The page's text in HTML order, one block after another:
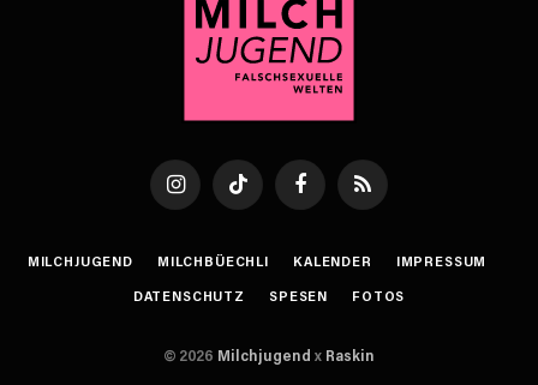
InstagramTikTok FacebookRSS
MILCHJUGEND MILCHBÜECHLI KALENDER
IMPRESSUM
DATENSCHUTZ
SPESEN FOTOS
© 2026 Milchjugend x Raskin